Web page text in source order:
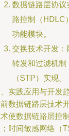
数据链路层协
路控制（HDLC
功能模块。
交换技术开发
转发和过滤机制
（STP）实现。
实践应用与开发
数据链路层技术
使数据链路层控
时间敏感网络（